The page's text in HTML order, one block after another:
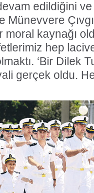
edildiğini
Münevvere
kaynağı
hep
‘Bir Dilek
gerçek oldu.